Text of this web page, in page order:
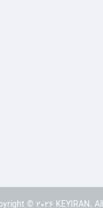
© 2026 KEYIRAN.